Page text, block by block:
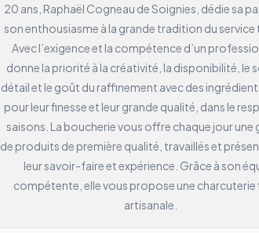
20 ans, Raphaël Cogneau de Soignies, dédie sa
son enthousiasme à la grande tradition du service
Avec l’exigence et la compétence d’un
donne la priorité à la créativité, la disponibilité, le
détail et le goût du raffinement avec des
pour leur finesse et leur grande qualité, dans le
saisons. La boucherie vous offre chaque jour une
de produits de première qualité, travaillés et
leur savoir-faire et expérience. Grâce à son
compétente, elle vous propose une charcuterie
artisanale.